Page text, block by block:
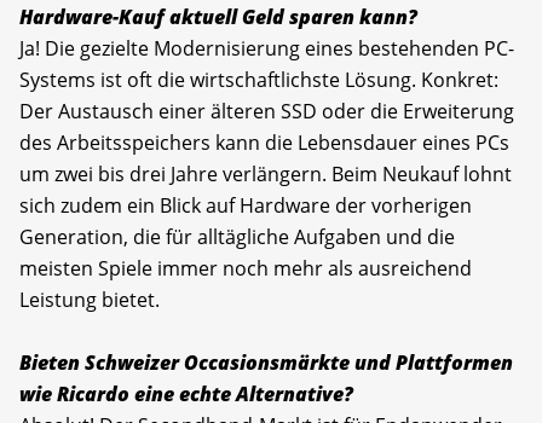
Hardware-Kauf aktuell Geld sparen kann?
Ja! Die gezielte Modernisierung eines bestehenden PC-
Systems ist oft die wirtschaftlichste Lösung. Konkret:
Der Austausch einer älteren SSD oder die Erweiterung
des Arbeitsspeichers kann die Lebensdauer eines PCs
um zwei bis drei Jahre verlängern. Beim Neukauf lohnt
sich zudem ein Blick auf Hardware der vorherigen
Generation, die für alltägliche Aufgaben und die
meisten Spiele immer noch mehr als ausreichend
Leistung bietet.
Bieten Schweizer Occasionsmärkte und Plattformen
wie Ricardo eine echte Alternative?